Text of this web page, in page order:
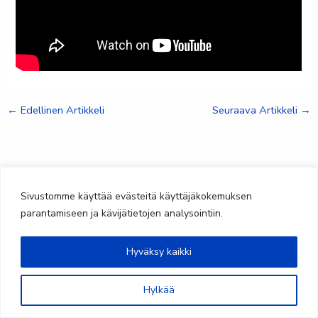
Sivustomme käyttää evästeitä käyttäjäkokemuksen
parantamiseen ja kävijätietojen analysointiin.
Hylkää
Hyväksy kaikki
← Edellinen Artikkeli Seuraava Artikkeli →
@saimaanteatteri